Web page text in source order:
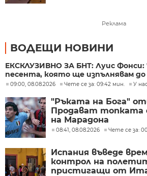
Реклама
ВОДЕЩИ НОВИНИ
ЕКСКЛУЗИВНО ЗА БНТ: Луис Фонси:
песента, която ще изпълнявам
09:00, 08.08.2026 Чете се за: 09:42 мин. У нас
"Ръката на Бога"
Продават топката
на Марадона
08:41, 08.08.2026 Чете се за:
Испания въведе
контрол на
пристигащи от